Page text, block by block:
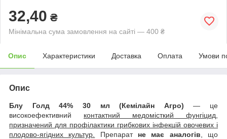
32,40 ₴
Мінімальна сума замовлення на сайті — 400 ₴
Опис Характеристики Доставка Оплата Умови
Опис
Блу Голд 44% 30 мл (Кемілайн Агро)— це
високоефективний контактний медомісткий фунгіцид,
призначений для профілактики грибкових інфекцій овочевих і
плодово-ягідних культур.
Препарат не має аналогів , що